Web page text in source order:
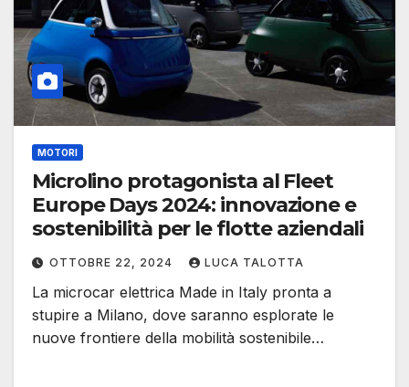
MOTORI
Microlino protagonista al Fleet
Europe Days 2024: innovazione e
sostenibilità per le flotte aziendali
OTTOBRE 22, 2024 LUCA TALOTTA
La microcar elettrica Made in Italy pronta a
stupire a Milano, dove saranno esplorate le
nuove frontiere della mobilità sostenibile…